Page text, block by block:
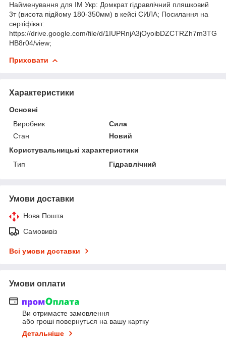
Найменування для ІМ Укр: Домкрат гідравлічний пляшковий
3т (висота підйому 180-350мм) в кейсі СИЛА; Посилання на
сертіфікат:
https://drive.google.com/file/d/1IUPRnjA3jOyoibDZCTRZh7m3TG
HB8r04/view;
Приховати
Характеристики
Основні
Виробник
Сила
Стан
Новий
Користувальницькі характеристики
Тип
Гідравлічний
Умови доставки
Нова Пошта
Самовивіз
Всі умови доставки
Умови оплати
Ви отримаєте замовлення
або гроші повернуться на вашу картку
Детальніше